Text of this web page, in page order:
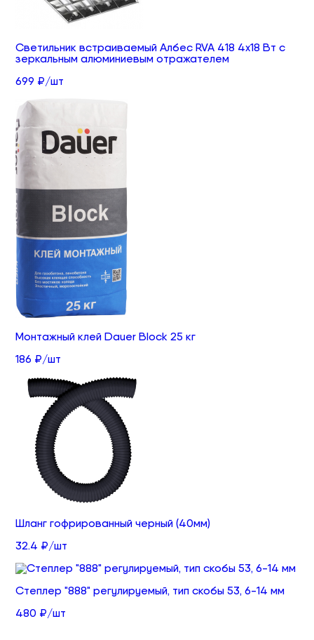
Светильник встраиваемый Албес RVA 418 4х18 Вт с
зеркальным алюминиевым отражателем
699 ₽/шт
Монтажный клей Dauer Block 25 кг
186 ₽/шт
Шланг гофрированный черный (40мм)
32.4 ₽/шт
Степлер "888" регулируемый, тип скобы 53, 6-14 мм
480 ₽/шт